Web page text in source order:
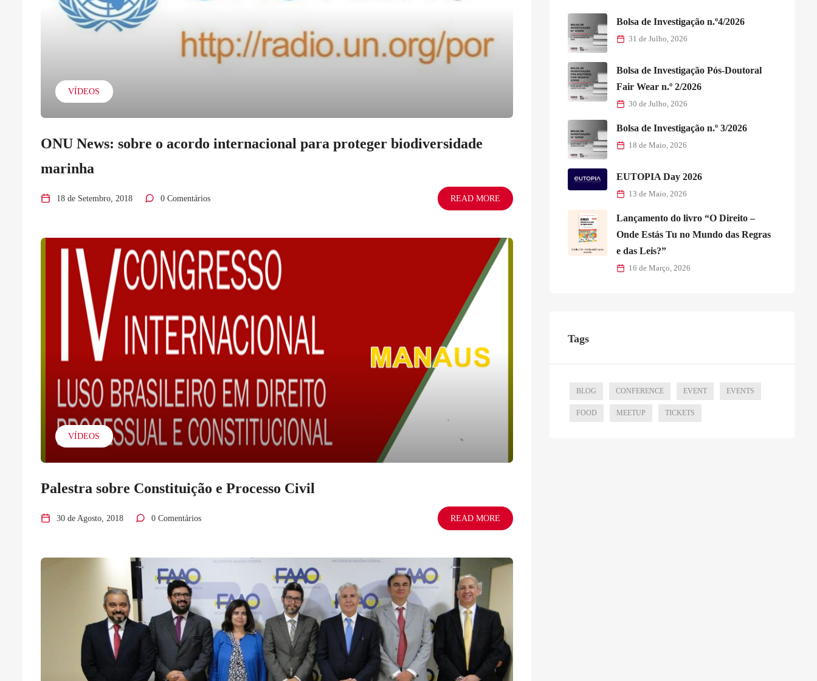
VÍDEOS
ONU News: sobre o acordo internacional para proteger biodiversidade
marinha
18 de Setembro, 2018 0 Comentários READ MORE
VÍDEOS
Palestra sobre Constituição e Processo Civil
30 de Agosto, 2018 0 Comentários READ MORE
Bolsa de Investigação n.º4/2026
31 de Julho, 2026
Bolsa de Investigação Pós-Doutoral
Fair Wear n.º 2/2026
30 de Julho, 2026
Bolsa de Investigação n.º 3/2026
18 de Maio, 2026
EUTOPIA Day 2026
13 de Maio, 2026
Lançamento do livro “O Direito –
Onde Estás Tu no Mundo das Regras
e das Leis?”
16 de Março, 2026
Tags
BLOG CONFERENCE EVENT EVENTS
FOOD MEETUP TICKETS